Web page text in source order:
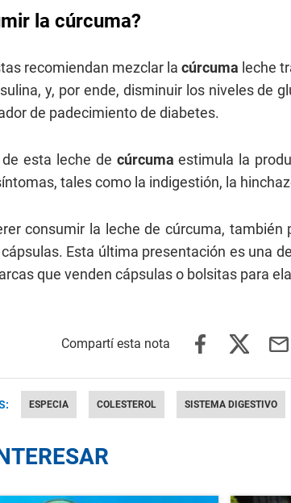
la cúrcuma?
recomiendan mezclar la cúrcuma leche
y, por ende, disminuir los niveles de
de padecimiento de diabetes.
esta leche de cúrcumaestimula la
tales como la indigestión, la
consumir la leche de cúrcuma,
Esta última presentación es una
que venden cápsulas o bolsitas para
ESPECIA COLESTEROL SISTEMA DIGESTIVO